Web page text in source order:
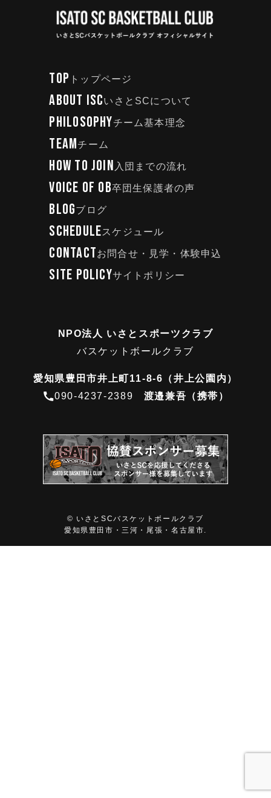
TOP トップページ
ABOUT ISCいさとSCについて
PHILOSOPHYチーム基本理念
TEAMチーム
HOW TO JOIN 入団までの流れ
VOICE OF OB卒団生保護者の声
BLOGブログ
SCHEDULEスケジュール
CONTACT お問合せ・見学・体験申込
SITE POLICYサイトポリシー
NPO法人 いさとスポーツクラブ
バスケットボールクラブ
愛知県豊田市井上町11-8-6（井上公園内）
090-4237-2389 渡邉兼吾（携帯）
© いさとSCバスケットボールクラブ
愛知県豊田市・三河・尾張・名古屋市.